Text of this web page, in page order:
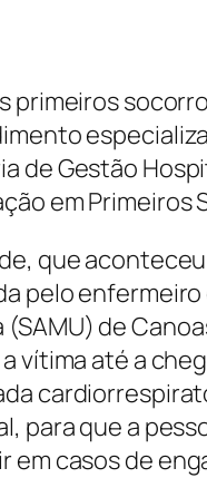
primeiros
de Gestão
em Primeiros
que
pelo
(SAMU) de
vítima até a
para que a
em casos de